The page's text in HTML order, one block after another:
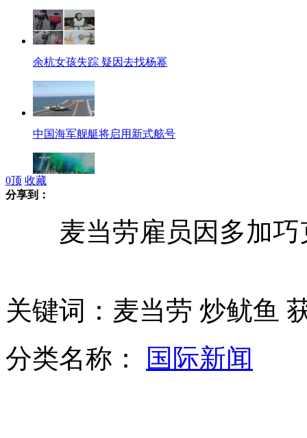
余杭女孩失踪 疑因去找杨幂
中国海军舰艇将启用新式舷号
法国"大鼻子情圣"因"富人税"移居比利时
0顶 收藏
分享到：
麦当劳雇员因多加巧
关键词：麦当劳 炒鱿鱼
分类名称：
国际新闻